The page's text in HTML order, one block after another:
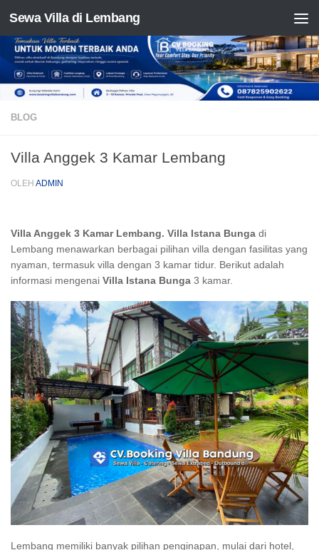
Skip to content
Sewa Villa di Lembang
BLOG
Villa Anggek 3 Kamar Lembang
OLEH ADMIN
Villa Anggek 3 Kamar Lembang. Villa Istana Bunga di
Lembang menawarkan berbagai pilihan villa dengan fasilitas yang
nyaman, termasuk villa dengan 3 kamar tidur. Berikut adalah
informasi mengenai Villa Istana Bunga 3 kamar.
Lembang memiliki banyak pilihan penginapan, mulai dari hotel,